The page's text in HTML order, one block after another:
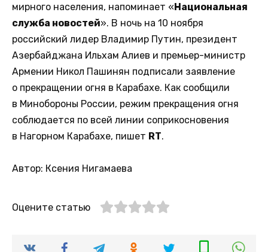
мирного населения, напоминает «Национальная
служба новостей». В ночь на 10 ноября
российский лидер Владимир Путин, президент
Азербайджана Ильхам Алиев и премьер-министр
Армении Никол Пашинян подписали заявление
о прекращении огня в Карабахе. Как сообщили
в Минобороны России, режим прекращения огня
соблюдается по всей линии соприкосновения
в Нагорном Карабахе, пишет RT.
Автор: Ксения Нигамаева
Оцените статью